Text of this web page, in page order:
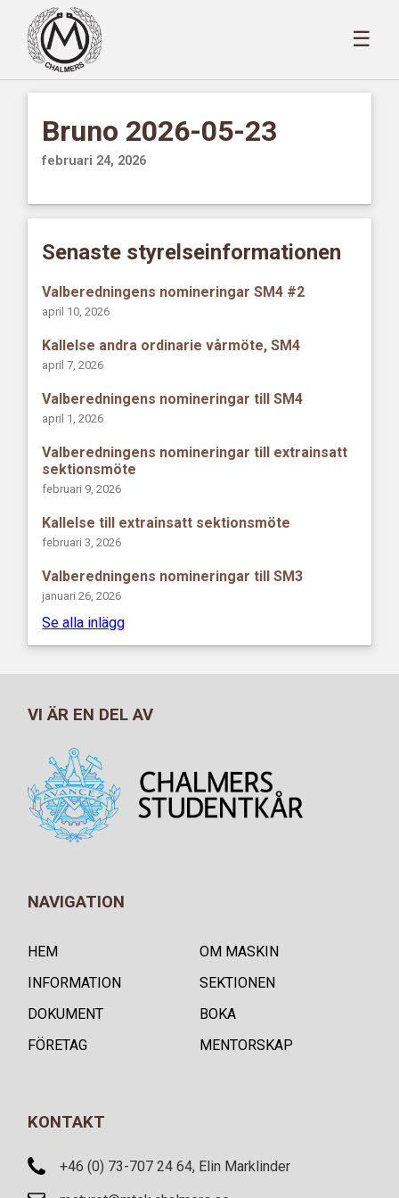
☰
Bruno 2026-05-23
februari 24, 2026
Senaste styrelseinformationen
Valberedningens nomineringar SM4 #2
april 10, 2026
Kallelse andra ordinarie vårmöte, SM4
april 7, 2026
Valberedningens nomineringar till SM4
april 1, 2026
Valberedningens nomineringar till extrainsatt
sektionsmöte
februari 9, 2026
Kallelse till extrainsatt sektionsmöte
februari 3, 2026
Valberedningens nomineringar till SM3
januari 26, 2026
Se alla inlägg
VI ÄR EN DEL AV
NAVIGATION
HEM
OM MASKIN
INFORMATION
SEKTIONEN
DOKUMENT
BOKA
FÖRETAG
MENTORSKAP
KONTAKT
+46 (0) 73-707 24 64, Elin Marklinder